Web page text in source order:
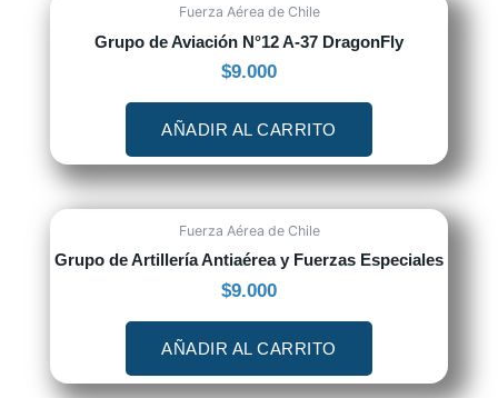
Fuerza Aérea de Chile
Grupo de Aviación N°12 A-37 DragonFly
$9.000
AÑADIR AL CARRITO
Fuerza Aérea de Chile
Grupo de Artillería Antiaérea y Fuerzas Especiales
$9.000
AÑADIR AL CARRITO